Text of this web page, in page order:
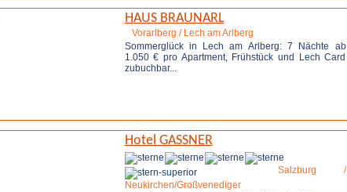
HAUS BRAUNARL
Vorarlberg / Lech am Arlberg
Sommerglück in Lech am Arlberg: 7 Nächte ab
1.050 € pro Apartment, Frühstück und Lech Card
zubuchbar...
Hotel GASSNER
Salzburg /
Neukirchen/Großvenediger